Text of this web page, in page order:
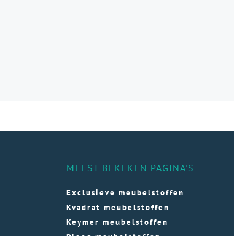
MEEST BEKEKEN PAGINA'S
Exclusieve meubelstoffen
Kvadrat meubelstoffen
Keymer meubelstoffen